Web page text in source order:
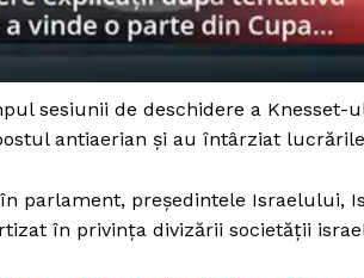
sesiunii de deschidere a
antiaerian şi au întârziat
parlament, preşedintele Israelului,
în privinţa divizării societăţii